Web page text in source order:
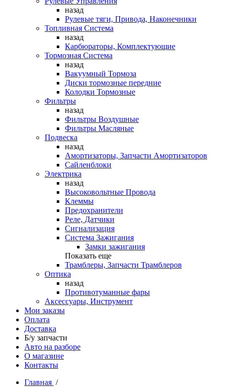
назад
Рулевые тяги, Привода, Наконечники
Топливная Система
назад
Карбюраторы, Комплектующие
Тормозная Система
назад
Вакуумный Тормоза
Диски тормозные передние
Колодки Тормозные
Фильтры
назад
Фильтры Воздушные
Фильтры Масляные
Подвеска
назад
Амортизаторы, Запчасти Амортизаторов
Сайленблоки
Электрика
назад
Высоковольтные Провода
Клеммы
Предохранители
Реле, Датчики
Сигнализация
Система Зажигания
Замки зажигания
Показать еще
Трамблеры, Запчасти Трамблеров
Оптика
назад
Противотуманные фары
Аксессуары, Инструмент
Мои заказы
Оплата
Доставка
Б/у запчасти
Авто на разборе
О магазине
Контакты
Главная /